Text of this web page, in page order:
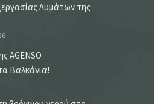
Λυμάτων της
AGENSO
Βαλκάνια!